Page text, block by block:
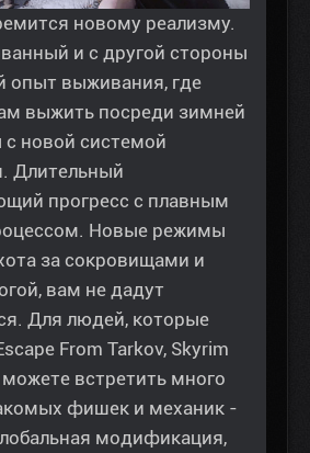
новому реализму.
и с другой стороны
опыт выживания, где
выжить посреди зимней
новой системой
Длительный
прогресс с плавным
Новые режимы
за сокровищами и
вам не дадут
Для людей, которые
From Tarkov, Skyrim
можете встретить много
фишек и механик -
модификация,